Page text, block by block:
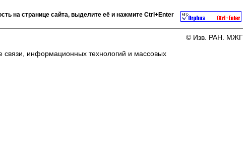
на странице сайта, выделите её и нажмите Ctrl+Enter
связи, информационных технологий и массовых
© Изв. РАН. МЖГ